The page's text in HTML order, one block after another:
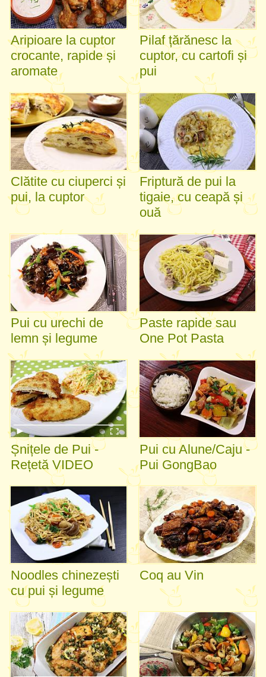
Aripioare la cuptor
crocante, rapide și
aromate
Pilaf țărănesc la
cuptor, cu cartofi și
pui
Clătite cu ciuperci și
pui, la cuptor
Friptură de pui la
tigaie, cu ceapă și
ouă
Pui cu urechi de
lemn și legume
Paste rapide sau
One Pot Pasta
Șnițele de Pui -
Rețetă VIDEO
Pui cu Alune/Caju -
Pui GongBao
Noodles chinezești
cu pui și legume
Coq au Vin